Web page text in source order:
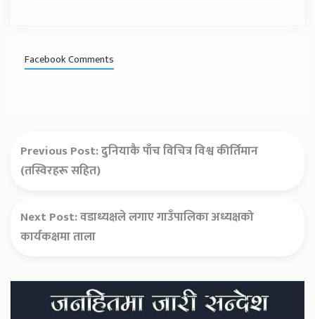
Facebook Comments
Previous Post:दुनियाकै पाँच विचित्र विश्व कीर्तिमान
(तस्विरहरू सहित)
Next Post:वडाध्यक्षले लगाए गाउँपालिका अध्यक्षको
कार्यकक्षमा ताला
Secondary
Sidebar